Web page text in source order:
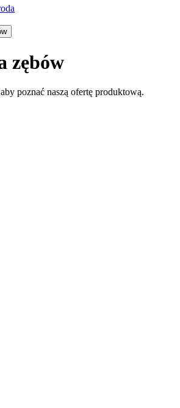
zębów
poznać naszą ofertę produktową.